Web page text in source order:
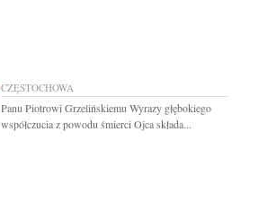
CZĘSTOCHOWA
Panu Piotrowi Grzelińskiemu Wyrazy głębokiego
współczucia z powodu śmierci Ojca składa...